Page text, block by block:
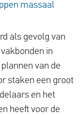
massaal
als gevolg van
in
van de
staken een groot
en het
heeft voor de